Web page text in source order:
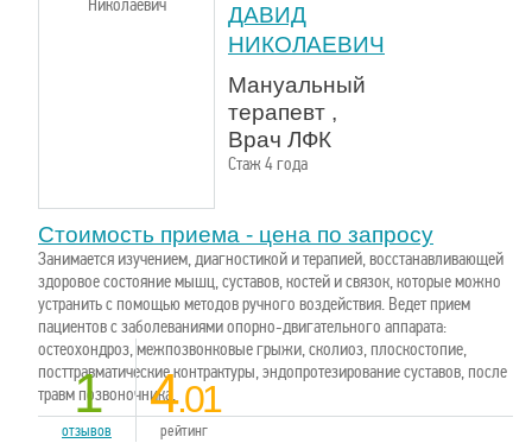
ДАВИД
НИКОЛАЕВИЧ
Мануальный
терапевт ,
Врач ЛФК
Стаж 4 года
Стоимость приема - цена по запросу
Занимается изучением, диагностикой и терапией, восстанавливающей
здоровое состояние мышц, суставов, костей и связок, которые можно
устранить с помощью методов ручного воздействия. Ведет прием
пациентов с заболеваниями опорно-двигательного аппарата:
остеохондроз, межпозвонковые грыжи, сколиоз, плоскостопие,
посттравматические контрактуры, эндопротезирование суставов, после
травм позвоночника.
1
отзывов
4.01
рейтинг